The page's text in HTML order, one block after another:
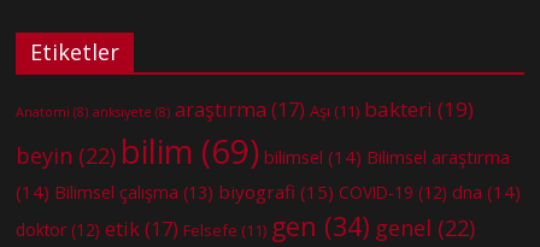
Etiketler
Anatomi (8) anksiyete (8) araştırma (17) Aşı (11) bakteri (19)
beyin (22) bilim (69) bilimsel (14) Bilimsel araştırma
(14) Bilimsel çalışma (13) biyografi (15) COVID-19 (12) dna (14)
doktor (12) etik(17) Felsefe (11) gen (34) genel (22)